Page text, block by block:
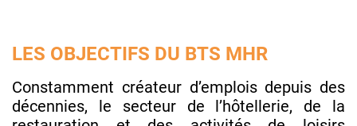
LES OBJECTIFS DU BTS MHR
Constamment créateur d’emplois depuis des
décennies, le secteur de l’hôtellerie, de la